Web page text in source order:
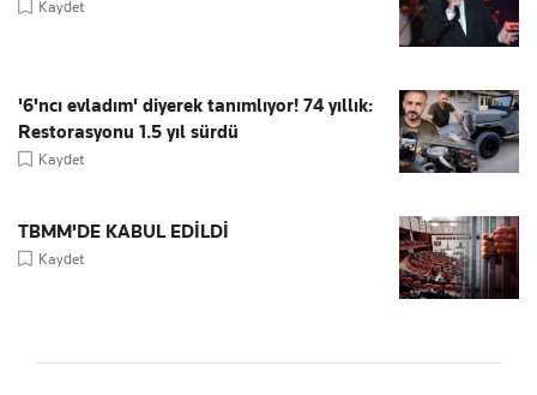
Kaydet
'6'ncı evladım' diyerek tanımlıyor! 74 yıllık:
Restorasyonu 1.5 yıl sürdü
Kaydet
TBMM'DE KABUL EDİLDİ
Kaydet